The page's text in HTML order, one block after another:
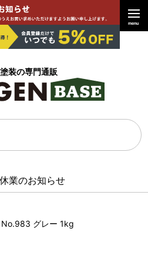
装の専門通販
業のお知らせ
menu
グレー 1kg